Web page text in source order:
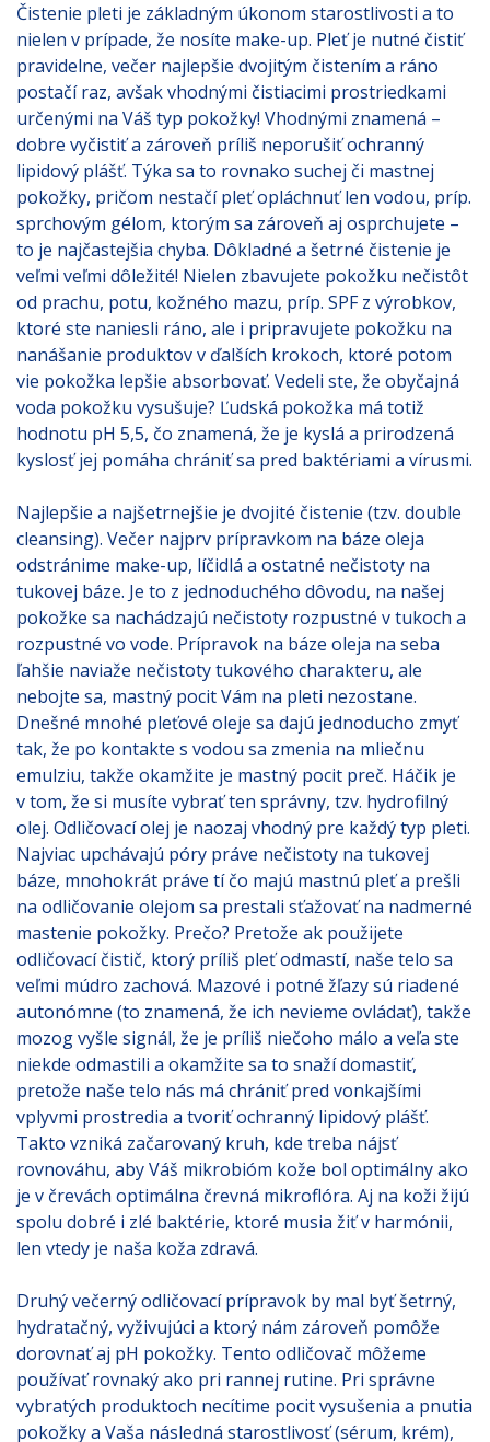
Čistenie pleti je základným úkonom starostlivosti a to
nielen v prípade, že nosíte make-up. Pleť je nutné čistiť
pravidelne, večer najlepšie dvojitým čistením a ráno
postačí raz, avšak vhodnými čistiacimi prostriedkami
určenými na Váš typ pokožky! Vhodnými znamená –
dobre vyčistiť a zároveň príliš neporušiť ochranný
lipidový plášť. Týka sa to rovnako suchej či mastnej
pokožky, pričom nestačí pleť opláchnuť len vodou, príp.
sprchovým gélom, ktorým sa zároveň aj osprchujete –
to je najčastejšia chyba. Dôkladné a šetrné čistenie je
veľmi veľmi dôležité! Nielen zbavujete pokožku nečistôt
od prachu, potu, kožného mazu, príp. SPF z výrobkov,
ktoré ste naniesli ráno, ale i pripravujete pokožku na
nanášanie produktov v ďalších krokoch, ktoré potom
vie pokožka lepšie absorbovať. Vedeli ste, že obyčajná
voda pokožku vysušuje? Ľudská pokožka má totiž
hodnotu pH 5,5, čo znamená, že je kyslá a prirodzená
kyslosť jej pomáha chrániť sa pred baktériami a vírusmi.
Najlepšie a najšetrnejšie je dvojité čistenie (tzv. double
cleansing). Večer najprv prípravkom na báze oleja
odstránime make-up, líčidlá a ostatné nečistoty na
tukovej báze. Je to z jednoduchého dôvodu, na našej
pokožke sa nachádzajú nečistoty rozpustné v tukoch a
rozpustné vo vode. Prípravok na báze oleja na seba
ľahšie naviaže nečistoty tukového charakteru, ale
nebojte sa, mastný pocit Vám na pleti nezostane.
Dnešné mnohé pleťové oleje sa dajú jednoducho zmyť
tak, že po kontakte s vodou sa zmenia na mliečnu
emulziu, takže okamžite je mastný pocit preč. Háčik je
v tom, že si musíte vybrať ten správny, tzv. hydrofilný
olej. Odličovací olej je naozaj vhodný pre každý typ pleti.
Najviac upchávajú póry práve nečistoty na tukovej
báze, mnohokrát práve tí čo majú mastnú pleť a prešli
na odličovanie olejom sa prestali sťažovať na nadmerné
mastenie pokožky. Prečo? Pretože ak použijete
odličovací čistič, ktorý príliš pleť odmastí, naše telo sa
veľmi múdro zachová. Mazové i potné žľazy sú riadené
autonómne (to znamená, že ich nevieme ovládať), takže
mozog vyšle signál, že je príliš niečoho málo a veľa ste
niekde odmastili a okamžite sa to snaží domastiť,
pretože naše telo nás má chrániť pred vonkajšími
vplyvmi prostredia a tvoriť ochranný lipidový plášť.
Takto vzniká začarovaný kruh, kde treba nájsť
rovnováhu, aby Váš mikrobióm kože bol optimálny ako
je v črevách optimálna črevná mikroflóra. Aj na koži žijú
spolu dobré i zlé baktérie, ktoré musia žiť v harmónii,
len vtedy je naša koža zdravá.
Druhý večerný odličovací prípravok by mal byť šetrný,
hydratačný, vyživujúci a ktorý nám zároveň pomôže
dorovnať aj pH pokožky. Tento odličovač môžeme
používať rovnaký ako pri rannej rutine. Pri správne
vybratých produktoch necítime pocit vysušenia a pnutia
pokožky a Vaša následná starostlivosť (sérum, krém),